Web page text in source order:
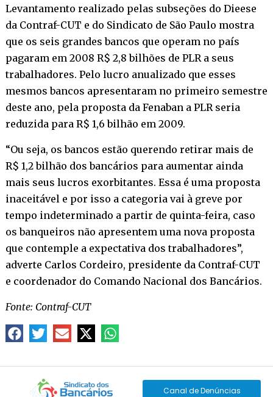
Levantamento realizado pelas subseções do Dieese
da Contraf-CUT e do Sindicato de São Paulo mostra
que os seis grandes bancos que operam no país
pagaram em 2008 R$ 2,8 bilhões de PLR a seus
trabalhadores. Pelo lucro anualizado que esses
mesmos bancos apresentaram no primeiro semestre
deste ano, pela proposta da Fenaban a PLR seria
reduzida para R$ 1,6 bilhão em 2009.
“Ou seja, os bancos estão querendo retirar mais de
R$ 1,2 bilhão dos bancários para aumentar ainda
mais seus lucros exorbitantes. Essa é uma proposta
inaceitável e por isso a categoria vai à greve por
tempo indeterminado a partir de quinta-feira, caso
os banqueiros não apresentem uma nova proposta
que contemple a expectativa dos trabalhadores”,
adverte Carlos Cordeiro, presidente da Contraf-CUT
e coordenador do Comando Nacional dos Bancários.
Fonte: Contraf-CUT
Canal de Denúncias